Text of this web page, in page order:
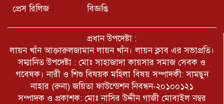
হয়েছে।খবর আইবিএননিউজ।
সারাদেশে আইনশৃঙ্খলা বাহিনীর বিরুদ্ধে
চলমান মিথ্যা প্রোপাগান্ডার ঘৃণিত
ষড়যন্ত্রের শিকার রাজশাহী কারাগার এর
নিরপরাধ কারারক্ষী জহুরুল।
৫ আগষ্ট কক্সবাজার জেলা প্রেসক্লাব
কর্তৃক আয়োজিত জুলাই অভ্যূত্থান দিবস
উপলক্ষে আলোচনা সভা ও দোয়া
মাহফিল অনুষ্ঠিত
প্রেস রিলিজ বিজ্ঞপ্তি
প্রধান উপদেষ্টা :
লায়ন খাঁন আক্তারুলজামান লায়ন খাঁন। লায়ন ক্লাব এর সভাপ্রতি।
সম্মানিত উপদেষ্টা : মোঃ সাহাজাদা কায়সার সমাজ সেবক ও
গবেষক। নারী ও শিশু বিষয়ক মহিলা বিষয় সম্পাদকী: সামছুন
নাহার (রুনা) জয়িতা ফাউন্ডেশন নিবন্ধন-২০১০০১২১
সম্পাদক ও প্রকাশক: মোঃ নাসির উদ্দীন গাজী মোবাইল নম্বর